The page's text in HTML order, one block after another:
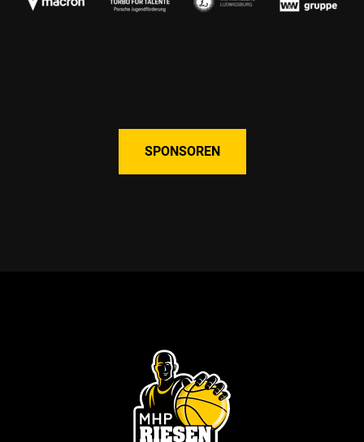
SPONSOREN